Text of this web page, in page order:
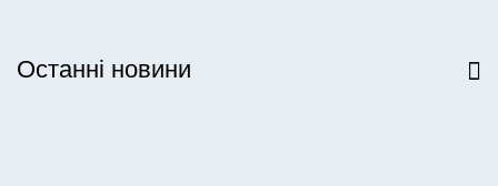
Останні новини